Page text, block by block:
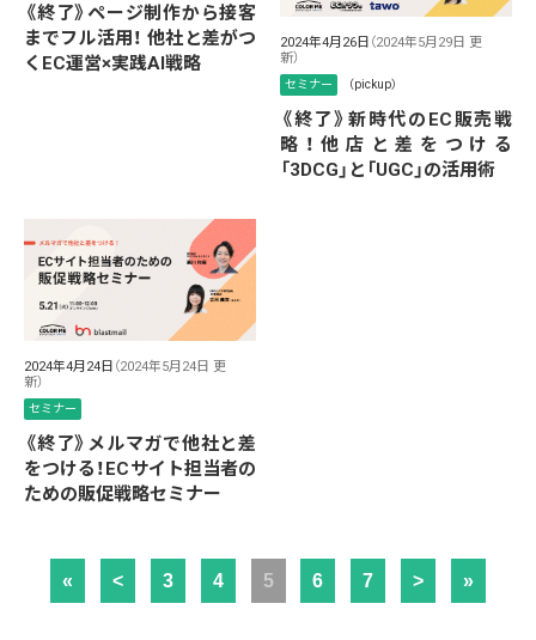
《終了》ページ制作から接客
までフル活用！ 他社と差がつ
くEC運営×実践AI戦略
2024年4月26日 （2024年5月29日 更
新）
セミナー （pickup）
《終了》新時代のEC販売戦
略！他店と差をつける
「3DCG」と「UGC」の活用術
2024年4月24日 （2024年5月24日 更
新）
セミナー
《終了》メルマガで他社と差
をつける！ECサイト担当者の
ための販促戦略セミナー
« < 3 4 5 6 7 > »